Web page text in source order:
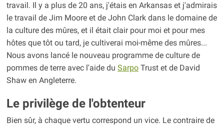
travail. Il y a plus de 20 ans, j'étais en Arkansas et j'admirais
le travail de Jim Moore et de John Clark dans le domaine de
la culture des mûres, et il était clair pour moi et pour mes
hôtes que tôt ou tard, je cultiverai moi-même des mûres...
Nous avons lancé le nouveau programme de culture de
pommes de terre avec l'aide du SarpoTrust et de David
Shaw en Angleterre.
Le privilège de l'obtenteur
Bien sûr, à chaque vertu correspond un vice. Le contraire de